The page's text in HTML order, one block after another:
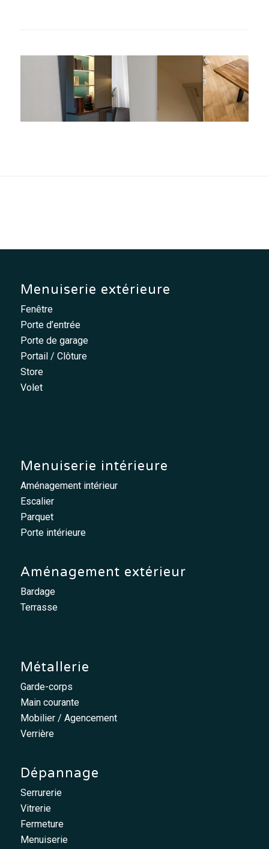
Menuiserie extérieure
Fenêtre
Porte d’entrée
Porte de garage
Portail / Clôture
Store
Volet
Menuiserie intérieure
Aménagement intérieur
Escalier
Parquet
Porte intérieure
Aménagement extérieur
Bardage
Terrasse
Métallerie
Garde-corps
Main courante
Mobilier / Agencement
Verrière
Dépannage
Serrurerie
Vitrerie
Fermeture
Menuiserie